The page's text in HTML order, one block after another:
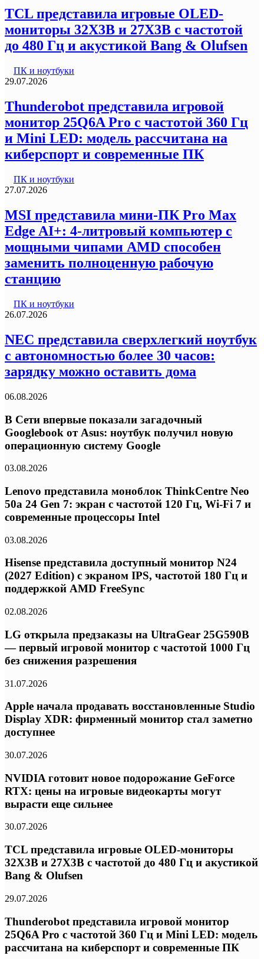
TCL представила игровые OLED-
мониторы 32X3B и 27X3B с частотой
до 480 Гц и акустикой Bang & Olufsen
ПК и ноутбуки
29.07.2026
Thunderobot представила игровой
монитор 25Q6A Pro с частотой 360 Гц
и Mini LED: модель рассчитана на
киберспорт и современные ПК
ПК и ноутбуки
27.07.2026
MSI представила мини-ПК Pro Max
Edge AI+: 4-литровый компьютер с
мощными чипами AMD способен
заменить полноценную рабочую
станцию
ПК и ноутбуки
26.07.2026
NEC представила сверхлегкий ноутбук
с автономностью более 30 часов:
зарядку можно оставить дома
06.08.2026
В Сети впервые показали загадочный
Googlebook от Asus: ноутбук получил новую
операционную систему Google
03.08.2026
Lenovo представила моноблок ThinkCentre Neo
50a 24 Gen 7: экран с частотой 120 Гц, Wi-Fi 7 и
современные процессоры Intel
03.08.2026
Hisense представила доступный монитор N24
(2027 Edition) с экраном IPS, частотой 180 Гц и
поддержкой AMD FreeSync
02.08.2026
LG открыла предзаказы на UltraGear 25G590B
— первый игровой монитор с частотой 1000 Гц
без снижения разрешения
31.07.2026
Apple начала продавать восстановленные Studio
Display XDR: фирменный монитор стал заметно
доступнее
30.07.2026
NVIDIA готовит новое подорожание GeForce
RTX: цены на игровые видеокарты могут
вырасти еще сильнее
30.07.2026
TCL представила игровые OLED-мониторы
32X3B и 27X3B с частотой до 480 Гц и акустикой
Bang & Olufsen
29.07.2026
Thunderobot представила игровой монитор
25Q6A Pro с частотой 360 Гц и Mini LED: модель
рассчитана на киберспорт и современные ПК